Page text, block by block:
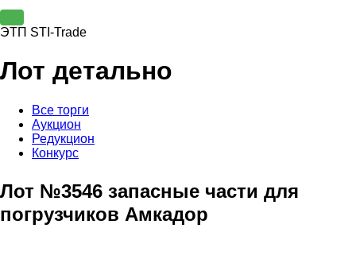
ЭТП STI-Trade
Лот детально
Все торги
Аукцион
Редукцион
Конкурс
Лот №3546 запасные части для
погрузчиков Амкадор